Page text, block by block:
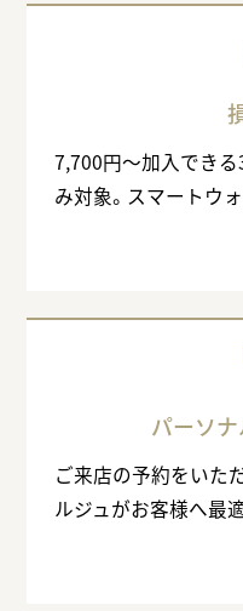
7,700円〜加入できる
み対象。スマートウ
パーソ
ご来店の予約をいた
ルジュがお客様へ最